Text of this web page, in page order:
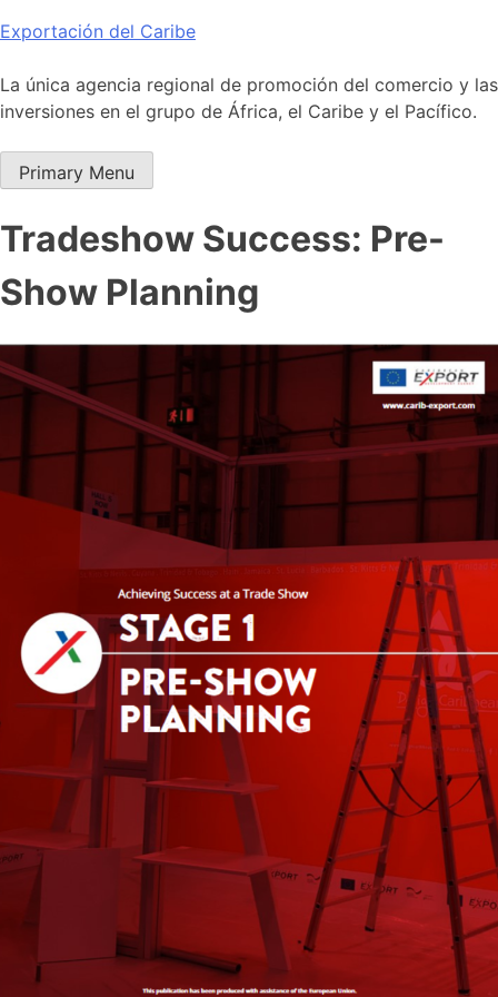
Skip
content
Exportación del Caribe
La única agencia regional de promoción del comercio y las
inversiones en el grupo de África, el Caribe y el Pacífico.
Primary Menu
Tradeshow Success: Pre-
Show Planning